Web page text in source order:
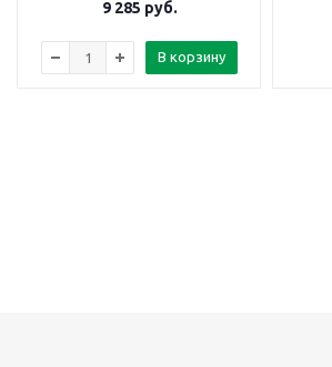
9 285 руб.
В корзину